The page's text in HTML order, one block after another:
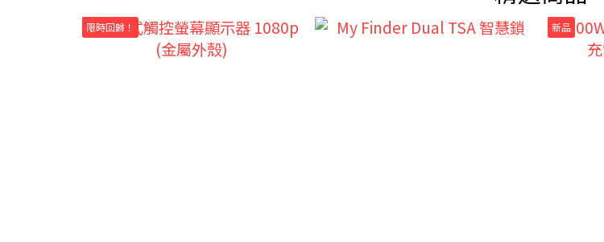
限時回歸！ 新品